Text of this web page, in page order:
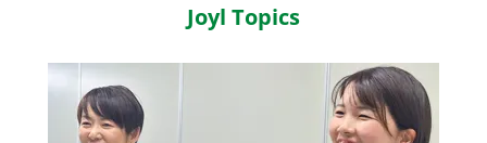
Joyl Topics